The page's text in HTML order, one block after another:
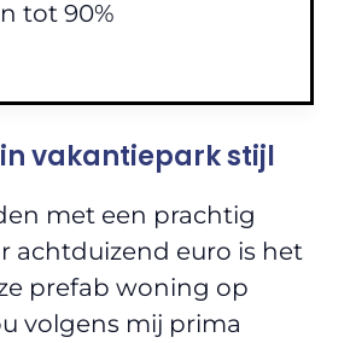
tot 90%
in vakantiepark stijl
met een prachtig
achtduizend euro is het
prefab woning op
volgens mij prima